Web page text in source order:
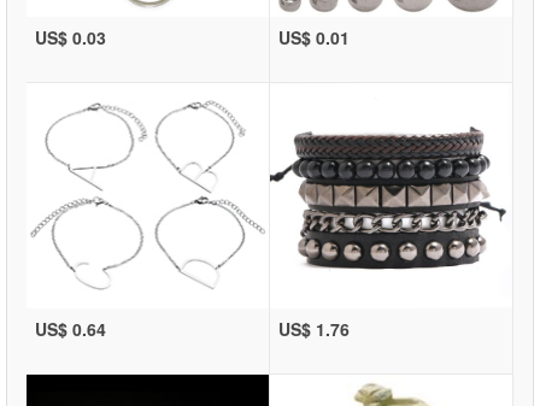
US$ 0.03 US$ 0.01
US$ 0.64 US$ 1.76